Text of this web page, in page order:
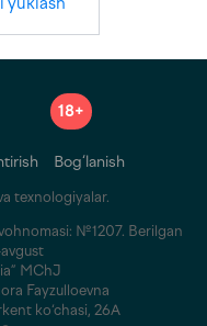
18+
Bog‘lanish
texnologiyalar.
№1207. Berilgan
MChJ
Fayzulloevna
ko‘chasi, 26A